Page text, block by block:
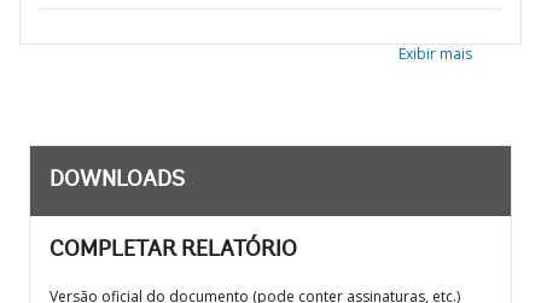
Exibir mais
DOWNLOADS
COMPLETAR RELATÓRIO
Versão oficial do documento (pode conter assinaturas, etc.)